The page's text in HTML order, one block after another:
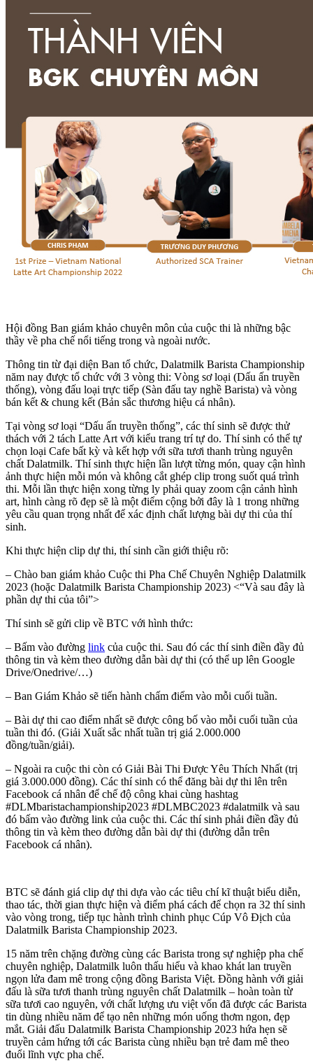
Hội đồng Ban giám khảo chuyên môn của cuộc thi là những bậc
thầy về pha chế nổi tiếng trong và ngoài nước.
Thông tin từ đại diện Ban tổ chức, Dalatmilk Barista Championship
năm nay được tổ chức với 3 vòng thi: Vòng sơ loại (Dấu ấn truyền
thống), vòng đấu loại trực tiếp (Sàn đấu tay nghề Barista) và vòng
bán kết & chung kết (Bản sắc thương hiệu cá nhân).
Tại vòng sơ loại “Dấu ấn truyền thống”, các thí sinh sẽ được thử
thách với 2 tách Latte Art với kiểu trang trí tự do. Thí sinh có thể tự
chọn loại Cafe bất kỳ và kết hợp với sữa tươi thanh trùng nguyên
chất Dalatmilk. Thí sinh thực hiện lần lượt từng món, quay cận hình
ảnh thực hiện mỗi món và không cắt ghép clip trong suốt quá trình
thi. Mỗi lần thực hiện xong từng ly phải quay zoom cận cảnh hình
art, hình càng rõ đẹp sẽ là một điểm cộng bởi đây là 1 trong những
yêu cầu quan trọng nhất để xác định chất lượng bài dự thi của thí
sinh.
Khi thực hiện clip dự thi, thí sinh cần giới thiệu rõ:
– Chào ban giám khảo Cuộc thi Pha Chế Chuyên Nghiệp Dalatmilk
2023 (hoặc Dalatmilk Barista Championship 2023) <“Và sau đây là
phần dự thi của tôi”>
Thí sinh sẽ gửi clip về BTC với hình thức:
– Bấm vào đường link của cuộc thi. Sau đó các thí sinh điền đầy đủ
thông tin và kèm theo đường dẫn bài dự thi (có thể up lên Google
Drive/Onedrive/…)
– Ban Giám Khảo sẽ tiến hành chấm điểm vào mỗi cuối tuần.
– Bài dự thi cao điểm nhất sẽ được công bố vào mỗi cuối tuần của
tuần thi đó. (Giải Xuất sắc nhất tuần trị giá 2.000.000
đồng/tuần/giải).
– Ngoài ra cuộc thi còn có Giải Bài Thi Được Yêu Thích Nhất (trị
giá 3.000.000 đồng). Các thí sinh có thể đăng bài dự thi lên trên
Facebook cá nhân để chế độ công khai cùng hashtag
#DLMbaristachampionship2023 #DLMBC2023 #dalatmilk và sau
đó bấm vào đường link của cuộc thi. Các thí sinh phải điền đầy đủ
thông tin và kèm theo đường dẫn bài dự thi (đường dẫn trên
Facebook cá nhân).
BTC sẽ đánh giá clip dự thi dựa vào các tiêu chí kĩ thuật biểu diễn,
thao tác, thời gian thực hiện và điểm phá cách để chọn ra 32 thí sinh
vào vòng trong, tiếp tục hành trình chinh phục Cúp Vô Địch của
Dalatmilk Barista Championship 2023.
15 năm trên chặng đường cùng các Barista trong sự nghiệp pha chế
chuyên nghiệp, Dalatmilk luôn thấu hiểu và khao khát lan truyền
ngọn lửa đam mê trong cộng đồng Barista Việt. Đồng hành với giải
đấu là sữa tươi thanh trùng nguyên chất Dalatmilk – hoàn toàn từ
sữa tươi cao nguyên, với chất lượng ưu việt vốn đã được các Barista
tin dùng nhiều năm để tạo nên những món uống thơm ngon, đẹp
mắt. Giải đấu Dalatmilk Barista Championship 2023 hứa hẹn sẽ
truyền cảm hứng tới các Barista cùng nhiều bạn trẻ đam mê theo
đuổi lĩnh vực pha chế.